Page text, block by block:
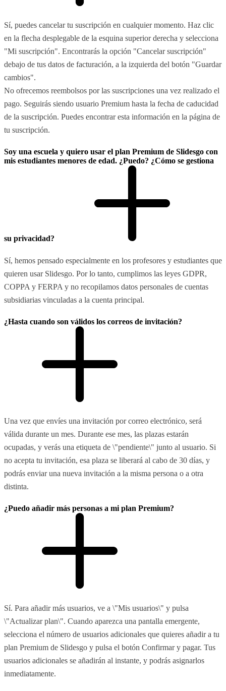
Sí, puedes cancelar tu suscripción en cualquier momento. Haz clic
en la flecha desplegable de la esquina superior derecha y selecciona
"Mi suscripción". Encontrarás la opción "Cancelar suscripción"
debajo de tus datos de facturación, a la izquierda del botón "Guardar
cambios".
No ofrecemos reembolsos por las suscripciones una vez realizado el
pago. Seguirás siendo usuario Premium hasta la fecha de caducidad
de la suscripción. Puedes encontrar esta información en la página de
tu suscripción.
Soy una escuela y quiero usar el plan Premium de Slidesgo con
mis estudiantes menores de edad. ¿Puedo? ¿Cómo se gestiona
su privacidad?
Sí, hemos pensado especialmente en los profesores y estudiantes que
quieren usar Slidesgo. Por lo tanto, cumplimos las leyes GDPR,
COPPA y FERPA y no recopilamos datos personales de cuentas
subsidiarias vinculadas a la cuenta principal.
¿Hasta cuando son válidos los correos de invitación?
Una vez que envíes una invitación por correo electrónico, será
válida durante un mes. Durante ese mes, las plazas estarán
ocupadas, y verás una etiqueta de \"pendiente\" junto al usuario. Si
no acepta tu invitación, esa plaza se liberará al cabo de 30 días, y
podrás enviar una nueva invitación a la misma persona o a otra
distinta.
¿Puedo añadir más personas a mi plan Premium?
Sí. Para añadir más usuarios, ve a \"Mis usuarios\" y pulsa
\"Actualizar plan\". Cuando aparezca una pantalla emergente,
selecciona el número de usuarios adicionales que quieres añadir a tu
plan Premium de Slidesgo y pulsa el botón Confirmar y pagar. Tus
usuarios adicionales se añadirán al instante, y podrás asignarlos
inmediatamente.